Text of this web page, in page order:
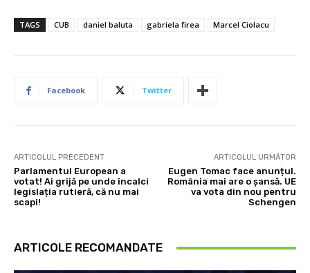
TAGS CUB daniel baluta gabriela firea Marcel Ciolacu
Facebook Twitter
ARTICOLUL PRECEDENT
Parlamentul European a
votat! Ai grijă pe unde încalci
legislația rutieră, că nu mai
scapi!
ARTICOLUL URMĂTOR
Eugen Tomac face anunțul.
România mai are o șansă. UE
va vota din nou pentru
Schengen
ARTICOLE RECOMANDATE